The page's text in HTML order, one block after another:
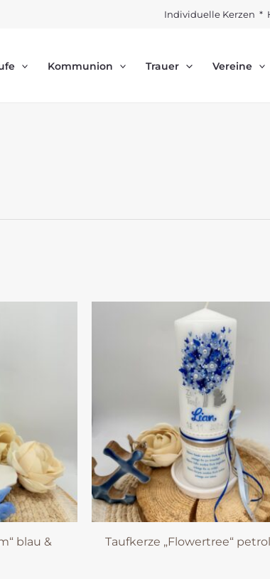
Individuelle Kerzen *
Kommunion Trauer Vereine
blau &
Taufkerze „Flowertree“